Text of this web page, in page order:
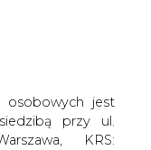
A A
osobowych jest
przy ul.
KRS: